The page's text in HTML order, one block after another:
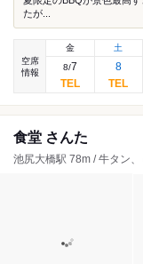
たが...
空席
情報
金
8/7
土
8
食堂 さんた
池尻大橋駅 78m / 牛タン